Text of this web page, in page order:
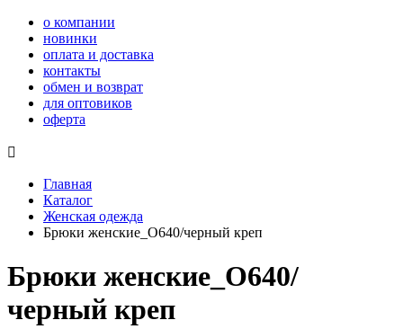
о компании
новинки
оплата и доставка
контакты
обмен и возврат
для оптовиков
оферта

Главная
Каталог
Женская одежда
Брюки женские_О640/черный креп
Брюки женские_О640/
черный креп